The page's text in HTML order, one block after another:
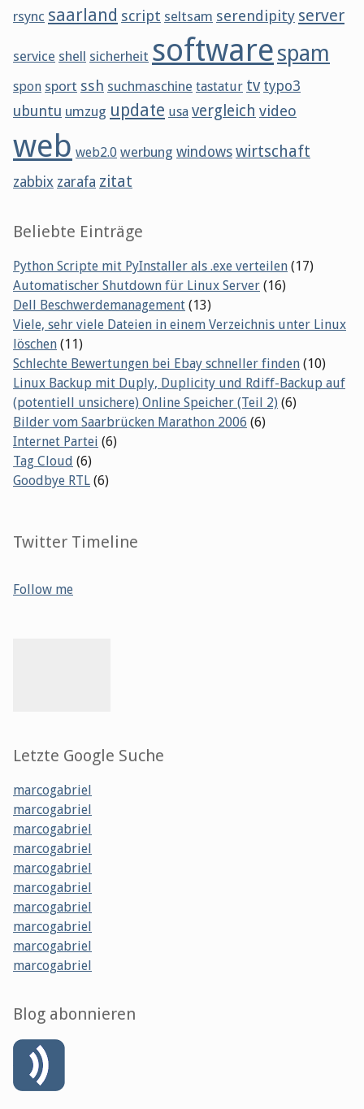
rsync saarland script seltsam serendipity server
service shell sicherheit softwarespam
spon sport ssh suchmaschine tastatur tv typo3
ubuntu umzug update usa vergleich video
web web2.0 werbung windows wirtschaft
zabbix zarafa zitat
Beliebte Einträge
Python Scripte mit PyInstaller als .exe verteilen (17)
Automatischer Shutdown für Linux Server (16)
Dell Beschwerdemanagement (13)
Viele, sehr viele Dateien in einem Verzeichnis unter Linux
löschen (11)
Schlechte Bewertungen bei Ebay schneller finden (10)
Linux Backup mit Duply, Duplicity und Rdiff-Backup auf
(potentiell unsichere) Online Speicher (Teil 2) (6)
Bilder vom Saarbrücken Marathon 2006 (6)
Internet Partei (6)
Tag Cloud (6)
Goodbye RTL (6)
Twitter Timeline
Follow me
Letzte Google Suche
marcogabriel
marcogabriel
marcogabriel
marcogabriel
marcogabriel
marcogabriel
marcogabriel
marcogabriel
marcogabriel
marcogabriel
Blog abonnieren